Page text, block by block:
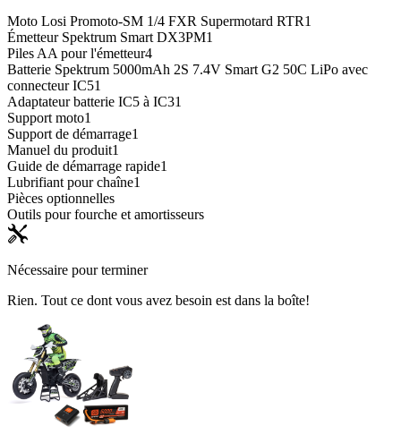
Moto Losi Promoto-SM 1/4 FXR Supermotard RTR1
Émetteur Spektrum Smart DX3PM1
Piles AA pour l'émetteur4
Batterie Spektrum 5000mAh 2S 7.4V Smart G2 50C LiPo avec
connecteur IC51
Adaptateur batterie IC5 à IC31
Support moto1
Support de démarrage1
Manuel du produit1
Guide de démarrage rapide1
Lubrifiant pour chaîne1
Pièces optionnelles
Outils pour fourche et amortisseurs
Nécessaire pour terminer
Rien. Tout ce dont vous avez besoin est dans la boîte!